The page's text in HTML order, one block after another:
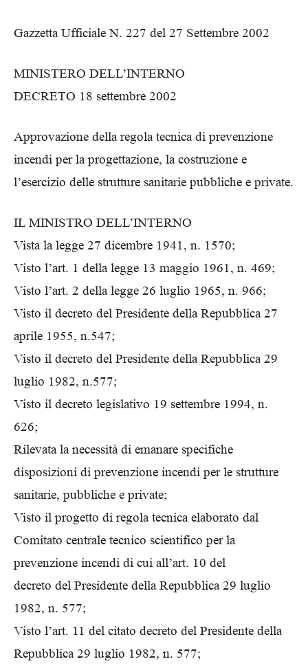
Gazzetta Ufficiale N. 227 del 27 Settembre 2002
MINISTERO DELL’INTERNO
DECRETO 18 settembre 2002
Approvazione della regola tecnica di prevenzione
incendi per la progettazione, la costruzione e
l’esercizio delle strutture sanitarie pubbliche e private.
IL MINISTRO DELL’INTERNO
Vista la legge 27 dicembre 1941, n. 1570;
Visto l’art. 1 della legge 13 maggio 1961, n. 469;
Visto l’art. 2 della legge 26 luglio 1965, n. 966;
Visto il decreto del Presidente della Repubblica 27
aprile 1955, n.547;
Visto il decreto del Presidente della Repubblica 29
luglio 1982, n.577;
Visto il decreto legislativo 19 settembre 1994, n.
626;
Rilevata la necessità di emanare specifiche
disposizioni di prevenzione incendi per le strutture
sanitarie, pubbliche e private;
Visto il progetto di regola tecnica elaborato dal
Comitato centrale tecnico scientifico per la
prevenzione incendi di cui all’art. 10 del
decreto del Presidente della Repubblica 29 luglio
1982, n. 577;
Visto l’art. 11 del citato decreto del Presidente della
Repubblica 29 luglio 1982, n. 577;